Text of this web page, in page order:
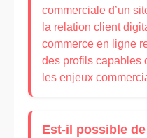
commerciale d’un
la relation client
commerce en ligne
des profils capables
les enjeux
Est-il possible